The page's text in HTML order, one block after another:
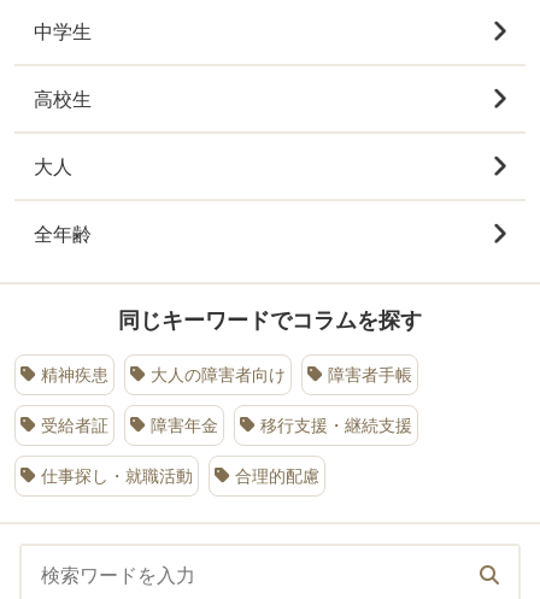
中学生
高校生
大人
全年齢
同じキーワードでコラムを探す
精神疾患 大人の障害者向け 障害者手帳
受給者証 障害年金 移行支援・継続支援
仕事探し・就職活動 合理的配慮